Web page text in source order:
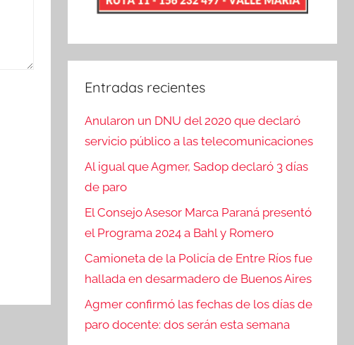
Entradas recientes
Anularon un DNU del 2020 que declaró
servicio público a las telecomunicaciones
Al igual que Agmer, Sadop declaró 3 días
de paro
El Consejo Asesor Marca Paraná presentó
el Programa 2024 a Bahl y Romero
Camioneta de la Policía de Entre Ríos fue
hallada en desarmadero de Buenos Aires
Agmer confirmó las fechas de los días de
paro docente: dos serán esta semana